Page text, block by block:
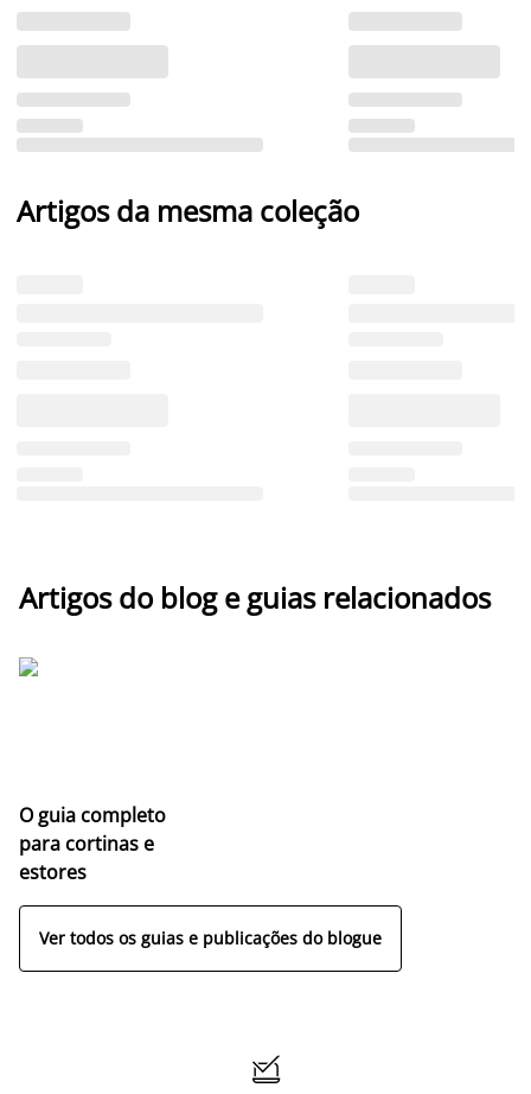
Artigos da mesma coleção
Artigos do blog e guias relacionados
O guia completo
para cortinas e
estores
Ver todos os guias e publicações do blogue
